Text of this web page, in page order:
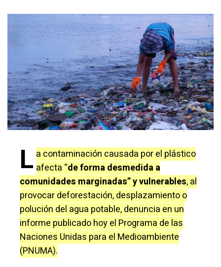
L a contaminación causada por el plástico
afecta “de forma desmedida a
comunidades marginadas” y vulnerables, al
provocar deforestación, desplazamiento o
polución del agua potable, denuncia en un
informe publicado hoy el Programa de las
Naciones Unidas para el Medioambiente
(PNUMA).